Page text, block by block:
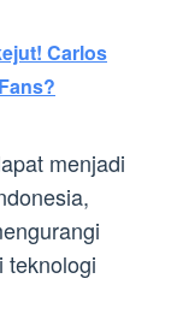
Carlos
menjadi
teknologi